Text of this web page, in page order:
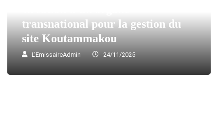
transnational pour la gestion du
site Koutammakou
L'EmissaireAdmin 24/11/2025